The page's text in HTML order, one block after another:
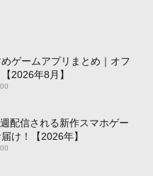
ゲームアプリまとめ｜オフ
2026年8月】
配信される新作スマホゲー
け！【2026年】